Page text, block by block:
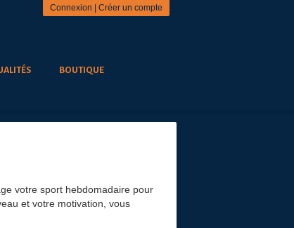
Connexion Créer un compte
BOUTIQUE
votre sport hebdomadaire pour
et votre motivation, vous